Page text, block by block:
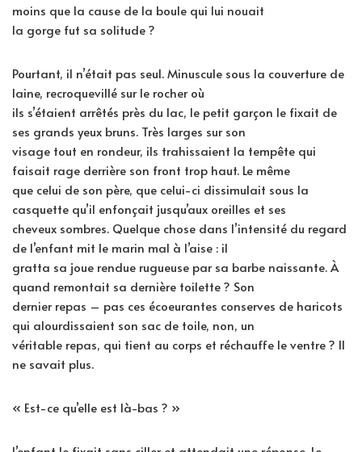
moins que la cause de la boule qui lui nouait
la gorge fut sa solitude ?
Pourtant, il n’était pas seul. Minuscule sous la couverture de
laine, recroquevillé sur le rocher où
ils s’étaient arrêtés près du lac, le petit garçon le fixait de
ses grands yeux bruns. Très larges sur son
visage tout en rondeur, ils trahissaient la tempête qui
faisait rage derrière son front trop haut. Le même
que celui de son père, que celui-ci dissimulait sous la
casquette qu’il enfonçait jusqu’aux oreilles et ses
cheveux sombres. Quelque chose dans l’intensité du regard
de l’enfant mit le marin mal à l’aise : il
gratta sa joue rendue rugueuse par sa barbe naissante. À
quand remontait sa dernière toilette ? Son
dernier repas – pas ces écoeurantes conserves de haricots
qui alourdissaient son sac de toile, non, un
véritable repas, qui tient au corps et réchauffe le ventre ? Il
ne savait plus.
« Est-ce qu’elle est là-bas ? »